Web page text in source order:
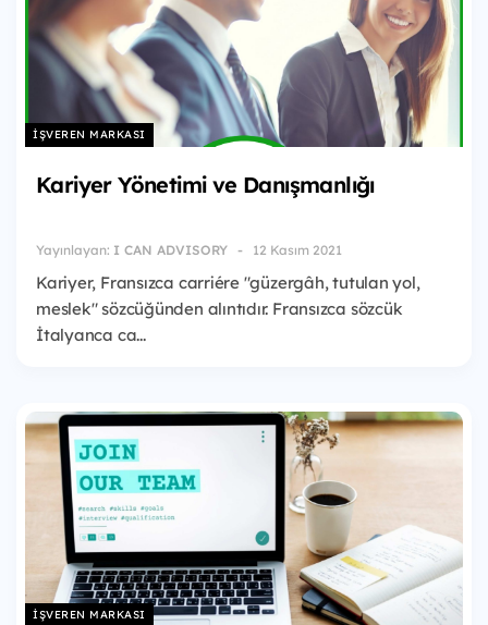
İŞVEREN MARKASI
Kariyer Yönetimi ve Danışmanlığı
Yayınlayan: I CAN ADVISORY 12 Kasım 2021
Kariyer, Fransızca carriére "güzergâh, tutulan yol,
meslek" sözcüğünden alıntıdır. Fransızca sözcük
İtalyanca ca...
İŞVEREN MARKASI